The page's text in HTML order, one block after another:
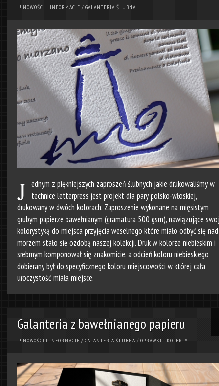
! NOWOŚCI I INFORMACJE / GALANTERIA ŚLUBNA
J ednym z piękniejszych zaproszeń ślubnych jakie drukowaliśmy w
technice letterpress jest projekt dla pary polsko-włoskiej,
drukowany w dwóch kolorach. Zaproszenie wykonane na mięsistym
grubym papierze bawełnianym (gramatura 500 gsm), nawiązujące
kolorystyką do miejsca przyjęcia weselnego które miało odbyć się nad
morzem stało się ozdobą naszej kolekcji. Druk w kolorze niebieskim i
srebrnym komponował się znakomicie, a odcień koloru niebieskiego
dobierany był do specyficznego koloru miejscowości w której cała
uroczystość miała miejsce.
Galanteria z bawełnianego papieru
! NOWOŚCI I INFORMACJE / GALANTERIA ŚLUBNA / OPRAWKI I KOPERTY